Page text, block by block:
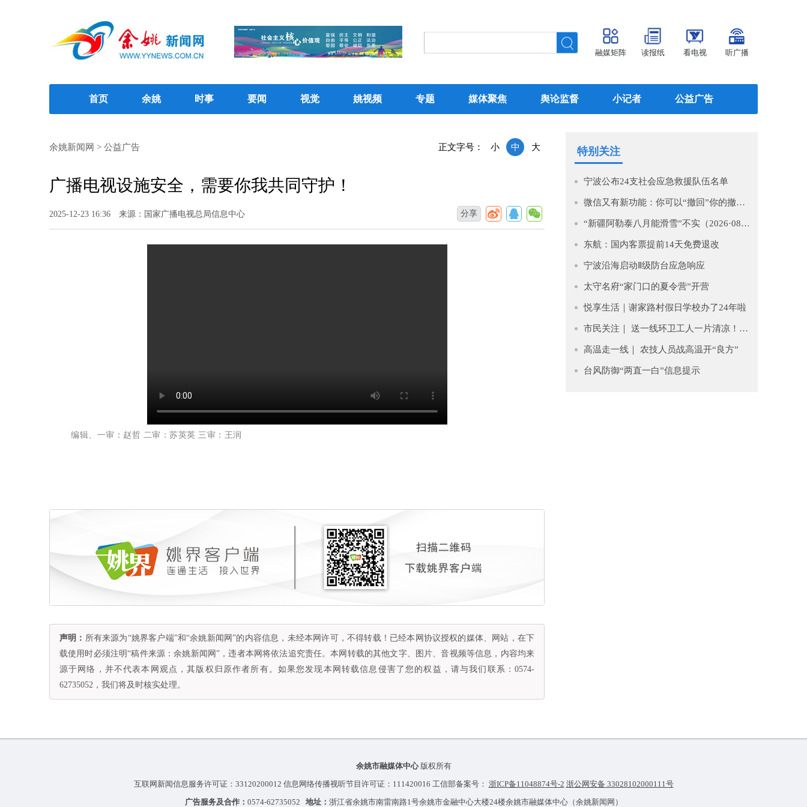
融媒矩阵 读报纸 看电视 听广播
首页 余姚 时事 要闻 视觉 姚视频 专题 媒体聚焦 舆论监督 小记者 公益广告
正文字号： 小 中 大
余姚新闻网 > 公益广告
广播电视设施安全，需要你我共同守护！
2025-12-23 16:36 来源：国家广播电视总局信息中心 分享
编辑、一审：赵哲 二审：苏英英 三审：王润
声明： 所有来源为“姚界客户端”和“余姚新闻网”的内容信息，未经本网许可，不得转载！已经本网协议授权的媒体、网站，在下
载使用时必须注明“稿件来源：余姚新闻网”，违者本网将依法追究责任。本网转载的其他文字、图片、音视频等信息，内容均来
源于网络，并不代表本网观点，其版权归原作者所有。如果您发现本网转载信息侵害了您的权益，请与我们联系：0574-
62735052，我们将及时核实处理。
特别关注
宁波公布24支社会应急救援队伍名单
微信又有新功能：你可以“撤回”你的撤回了！
“新疆阿勒泰八月能滑雪”不实（2026·08·07）
东航：国内客票提前14天免费退改
宁波沿海启动Ⅱ级防台应急响应
太守名府“家门口的夏令营”开营
悦享生活｜谢家路村假日学校办了24年啦
市民关注｜ 送一线环卫工人一片清凉！错时作息避高温，防暑物资有保障
高温走一线｜ 农技人员战高温开“良方”
台风防御“两直一白”信息提示
余姚市融媒体中心版权所有
互联网新闻信息服务许可证：33120200012 信息网络传播视听节目许可证：111420016 工信部备案号： 浙ICP备11048874号-2 浙公网安备 33028102000111号
广告服务及合作： 0574-62735052 地址： 浙江省余姚市南雷南路1号余姚市金融中心大楼24楼余姚市融媒体中心（余姚新闻网）